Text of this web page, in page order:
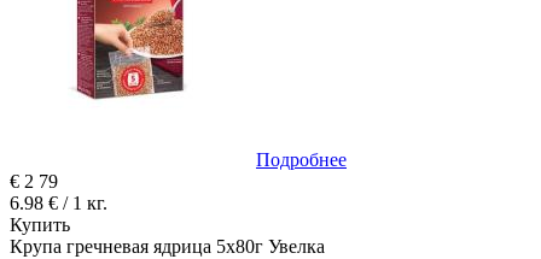
Подробнее
€ 2 79
6.98 € / 1 кг.
Купить
Крупа гречневая ядрица 5x80г Увелка